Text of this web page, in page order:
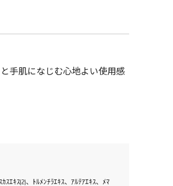
手肌になじむ心地よい使用感
ｽｴｷｽ(2)､ ﾄﾙﾒﾝﾁﾗｴｷｽ､ ｱﾙﾃｱｴｷｽ､ ﾒﾏ